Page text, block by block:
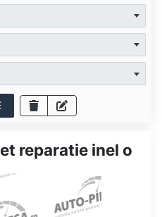
reparatie inel o